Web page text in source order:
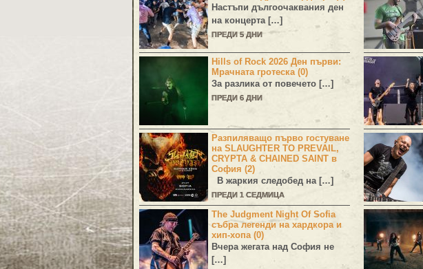
Настъпи дългоочаквания ден
на концерта […]
ПРЕДИ 5 ДНИ
Hills of Rock 2026 Ден първи:
Мрачната гротеска (0)
За разлика от повечето […]
ПРЕДИ 6 ДНИ
Разпиляващо първо гостуване
на SLAUGHTER TO PREVAIL,
CRYPTA & CHAINED SAINT в
София (2)
В жаркия следобед на […]
ПРЕДИ 1 СЕДМИЦА
The Judgment Night Of Sofia
събра легенди на хардкора и
хип-хопа (0)
Вчера жегата над София не
[…]